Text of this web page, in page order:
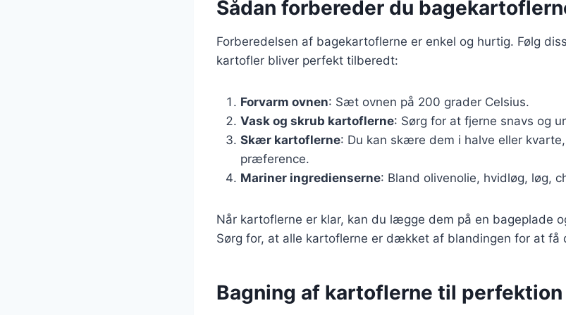
Sådan forbereder du
Forberedelsen af bagekartoflerne er enkel og hurtig. Følg
kartofler bliver perfekt tilberedt:
Forvarm ovnen: Sæt ovnen på 200 grader Celsius.
Vask og skrub kartoflerne: Sørg for at fjerne snavs og
Skær kartoflerne: Du kan skære dem i halve eller
præference.
Mariner ingredienserne: Bland olivenolie, hvidløg, løg,
Når kartoflerne er klar, kan du lægge dem på en bageplade
Sørg for, at alle kartoflerne er dækket af blandingen for at få
Bagning af kartoflerne til perfektion